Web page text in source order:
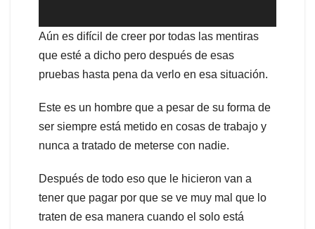
Aún es difícil de creer por todas las mentiras
que esté a dicho pero después de esas
pruebas hasta pena da verlo en esa situación.
Este es un hombre que a pesar de su forma de
ser siempre está metido en cosas de trabajo y
nunca a tratado de meterse con nadie.
Después de todo eso que le hicieron van a
tener que pagar por que se ve muy mal que lo
traten de esa manera cuando el solo está